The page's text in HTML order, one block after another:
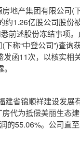
产集团有限公司(
1.26亿股公司股份
前述股份冻结事项
称“中登公司”)查询
函11次，以核实相
省锦顺祥建设发展
代为抵偿美丽生态
的55.06%。公司直